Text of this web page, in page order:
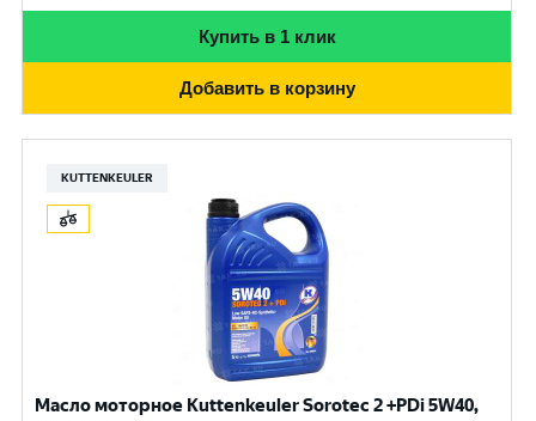
Купить в 1 клик
Добавить в корзину
KUTTENKEULER
Масло моторное Kuttenkeuler Sorotec 2 +PDi 5W40,